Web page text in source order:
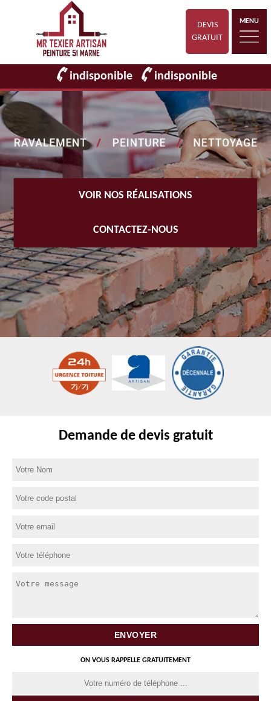
DEVIS
GRATUIT
MENU
indisponible indisponible
VOIR NOS RÉALISATIONS
CONTACTEZ-NOUS
Demande de devis gratuit
ON VOUS RAPPELLE GRATUITEMENT